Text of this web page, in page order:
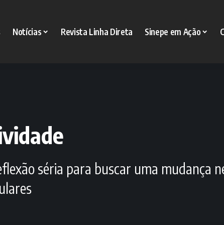
Notícias Revista Linha Direta Sinepe em Ação
séria para buscar uma mudança